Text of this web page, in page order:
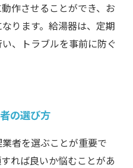
作させることができ、お
ります。給湯器は、定期
、トラブルを事前に防ぐ
の選び方
者を選ぶことが重要で
れば良いか悩むことがあ